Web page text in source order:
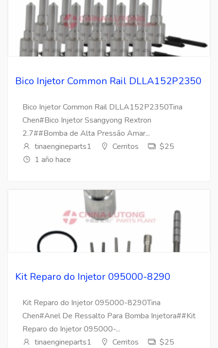
Bico Injetor Common Rail DLLA152P2350
Bico Injetor Common Rail DLLA152P2350Tina
Chen#Bico Injetor Ssangyong Rextron
2.7##Bomba de Alta Pressão Amar...
tinaengineparts1
Cerritos
$25
1 año hace
Kit Reparo do Injetor 095000-8290
Kit Reparo do Injetor 095000-8290Tina
Chen#Anel De Ressalto Para Bomba Injetora##Kit
Reparo do Injetor 095000-...
tinaengineparts1
Cerritos
$25